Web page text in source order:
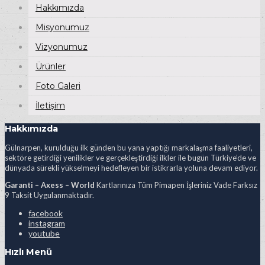
Hakkımızda
Misyonumuz
Vizyonumuz
Ürünler
Foto Galeri
İletişim
Hakkımızda
Gülnarpen, kurulduğu ilk günden bu yana yaptığı markalaşma faaliyetleri,
sektöre getirdiği yenilikler ve gerçekleştirdiği ilkler ile bugün Türkiye’de ve
dünyada sürekli yükselmeyi hedefleyen bir istikrarla yoluna devam ediyor.
Garanti – Axess – World Kartlarınıza Tüm Pimapen İşleriniz Vade Farksız
9 Taksit Uygulanmaktadır.
facebook
instagram
youtube
Hızlı Menü